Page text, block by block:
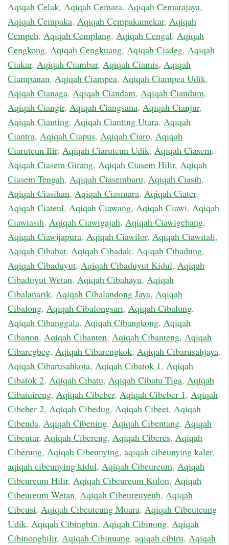
Aqiqah Celak, Aqiqah Cemara, Aqiqah Cemarajaya,
Aqiqah Cempaka, Aqiqah Cempakamekar, Aqiqah
Cempeh, Aqiqah Cemplang, Aqiqah Cengal, Aqiqah
Cengkong, Aqiqah Cengkuang, Aqiqah Ciadeg, Aqiqah
Ciakar, Aqiqah Ciambar, Aqiqah Ciamis, Aqiqah
Ciampanan, Aqiqah Ciampea, Aqiqah Ciampea Udik,
Aqiqah Cianaga, Aqiqah Ciandam, Aqiqah Ciandum,
Aqiqah Ciangir, Aqiqah Ciangsana, Aqiqah Cianjur,
Aqiqah Cianting, Aqiqah Cianting Utara, Aqiqah
Ciantra, Aqiqah Ciapus, Aqiqah Ciaro, Aqiqah
Ciaruteun Ilir, Aqiqah Ciaruteun Udik, Aqiqah Ciasem,
Aqiqah Ciasem Girang, Aqiqah Ciasem Hilir, Aqiqah
Ciasem Tengah, Aqiqah Ciasembaru, Aqiqah Ciasih,
Aqiqah Ciasihan, Aqiqah Ciasmara, Aqiqah Ciater,
Aqiqah Ciateul, Aqiqah Ciawang, Aqiqah Ciawi, Aqiqah
Ciawiasih, Aqiqah Ciawigajah, Aqiqah Ciawigebang,
Aqiqah Ciawijapura, Aqiqah Ciawilor, Aqiqah Ciawitali,
Aqiqah Cibabat, Aqiqah Cibadak, Aqiqah Cibadung,
Aqiqah Cibaduyut, Aqiqah Cibaduyut Kidul, Aqiqah
Cibaduyut Wetan, Aqiqah Cibahayu, Aqiqah
Cibalanarik, Aqiqah Cibalandong Jaya, Aqiqah
Cibalong, Aqiqah Cibalongsari, Aqiqah Cibalung,
Aqiqah Cibanggala, Aqiqah Cibangkong, Aqiqah
Cibanon, Aqiqah Cibanten, Aqiqah Cibanteng, Aqiqah
Cibaregbeg, Aqiqah Cibarengkok, Aqiqah Cibarusahjaya,
Aqiqah Cibarusahkota, Aqiqah Cibatok 1, Aqiqah
Cibatok 2, Aqiqah Cibatu, Aqiqah Cibatu Tiga, Aqiqah
Cibatuireng, Aqiqah Cibeber, Aqiqah Cibeber 1, Aqiqah
Cibeber 2, Aqiqah Cibedug, Aqiqah Cibeet, Aqiqah
Cibenda, Aqiqah Cibening, Aqiqah Cibentang, Aqiqah
Cibentar, Aqiqah Cibereng, Aqiqah Ciberes, Aqiqah
Ciberung, Aqiqah Cibeunying, aqiqah cibeunying kaler,
aqiqah cibeunying kidul, Aqiqah Cibeureum, Aqiqah
Cibeureum Hilir, Aqiqah Cibeureum Kulon, Aqiqah
Cibeureum Wetan, Aqiqah Cibeureuyeuh, Aqiqah
Cibeusi, Aqiqah Cibeuteung Muara, Aqiqah Cibeuteung
Udik, Aqiqah Cibingbin, Aqiqah Cibinong, Aqiqah
Cibinonghilir, Aqiqah Cibinuang, aqiqah cibiru, Aqiqah